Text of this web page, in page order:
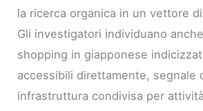
la ricerca organica in un vettore
Gli investigatori individuano
shopping in giapponese
accessibili direttamente, segnale
infrastruttura condivisa per